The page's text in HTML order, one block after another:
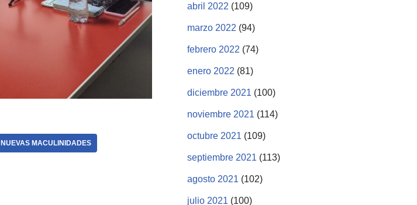
NUEVAS MACULINIDADES
abril 2022 (109)
marzo 2022 (94)
febrero 2022 (74)
enero 2022 (81)
diciembre 2021 (100)
noviembre 2021 (114)
octubre 2021 (109)
septiembre 2021 (113)
agosto 2021 (102)
julio 2021 (100)